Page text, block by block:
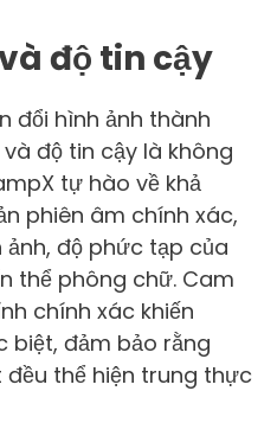
độ tin cậy
đổi hình ảnh thành
độ tin cậy là không
tự hào về khả
phiên âm chính xác,
độ phức tạp của
thể phông chữ. Cam
chính xác khiến
biệt, đảm bảo rằng
thể hiện trung thực